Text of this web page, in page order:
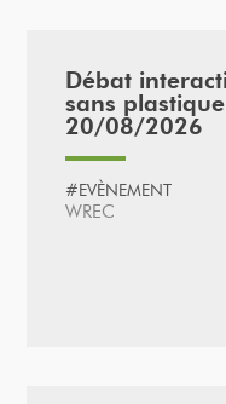
Débat
sans
20/08/2026
#EVÈNEMENT
WREC